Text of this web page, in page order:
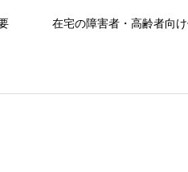
在宅の障害者・高齢者向